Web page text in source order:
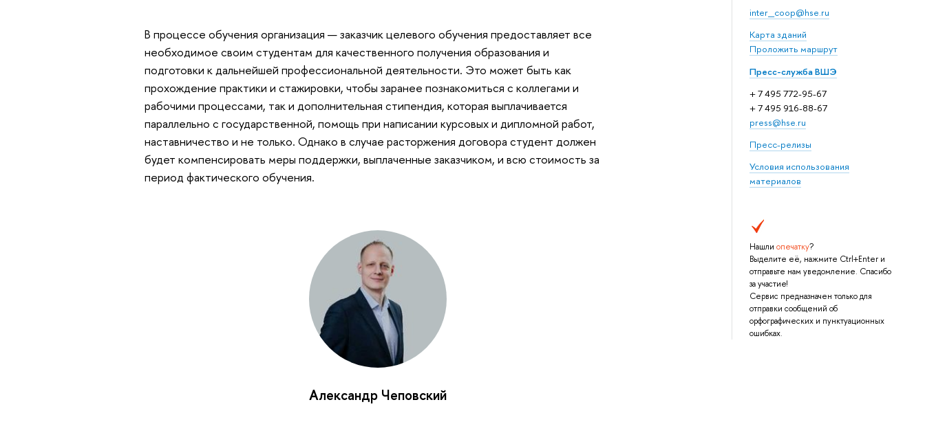
inter_coop@hse.ru
Карта зданий
Проложить маршрут
Пресс-служба ВШЭ
+ 7 495 772-95-67
+ 7 495 916-88-67
press@hse.ru
Пресс-релизы
Условия использования
материалов
Нашли опечатку?
Выделите её, нажмите Ctrl+Enter и
отправьте нам уведомление. Спасибо
за участие!
Сервис предназначен только для
отправки сообщений об
орфографических и пунктуационных
ошибках.
В процессе обучения организация — заказчик целевого обучения предоставляет все
необходимое своим студентам для качественного получения образования и
подготовки к дальнейшей профессиональной деятельности. Это может быть как
прохождение практики и стажировки, чтобы заранее познакомиться с коллегами и
рабочими процессами, так и дополнительная стипендия, которая выплачивается
параллельно с государственной, помощь при написании курсовых и дипломной работ,
наставничество и не только. Однако в случае расторжения договора студент должен
будет компенсировать меры поддержки, выплаченные заказчиком, и всю стоимость за
период фактического обучения.
Александр Чеповский